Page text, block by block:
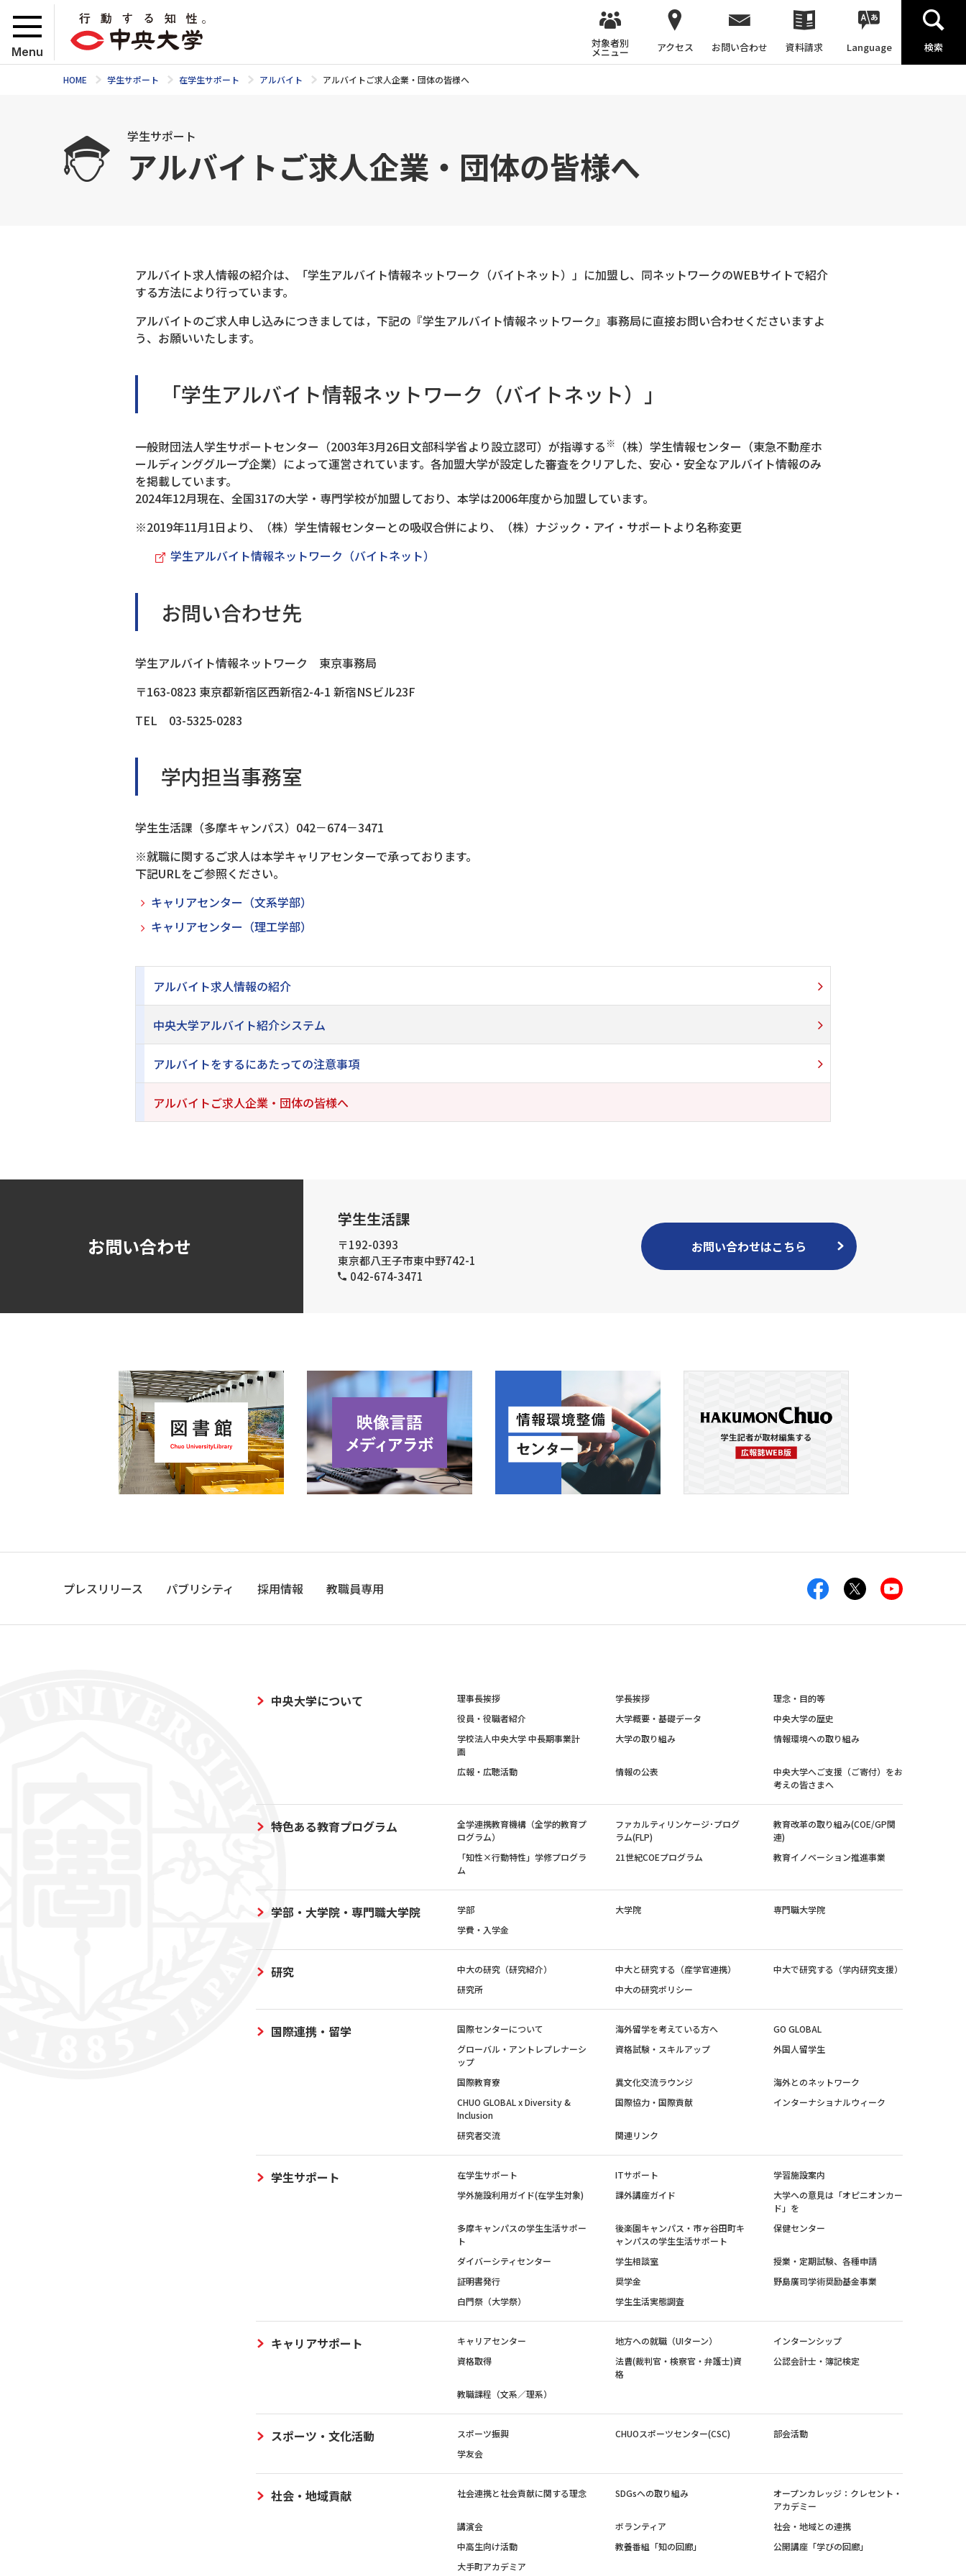
Menu
対象者別
メニュー アクセス お問い合わせ 資料請求 Language 検索
HOME 学生サポート 在学生サポート アルバイト アルバイトご求人企業・団体の皆様へ
学生サポート
アルバイトご求人企業・団体の皆様へ
アルバイト求人情報の紹介は、「学生アルバイト情報ネットワーク（バイトネット）」に加盟し、同ネットワークのWEBサイトで紹介
する方法により行っています。
アルバイトのご求人申し込みにつきましては，下記の『学生アルバイト情報ネットワーク』事務局に直接お問い合わせくださいますよ
う、お願いいたします。
「学生アルバイト情報ネットワーク（バイトネット）」
一般財団法人学生サポートセンター（2003年3月26日文部科学省より設立認可）が指導する ※
（株）学生情報センター（東急不動産ホ
ールディンググループ企業）によって運営されています。各加盟大学が設定した審査をクリアした、安心・安全なアルバイト情報のみ
を掲載しています。
2024年12月現在、全国317の大学・専門学校が加盟しており、本学は2006年度から加盟しています。
※2019年11月1日より、（株）学生情報センターとの吸収合併により、（株）ナジック・アイ・サポートより名称変更
学生アルバイト情報ネットワーク（バイトネット）
お問い合わせ先
学生アルバイト情報ネットワーク 東京事務局
〒163-0823 東京都新宿区西新宿2-4-1 新宿NSビル23F
TEL 03-5325-0283
学内担当事務室
学生生活課（多摩キャンパス）042－674－3471
※就職に関するご求人は本学キャリアセンターで承っております。
下記URLをご参照ください。
キャリアセンター（文系学部）
キャリアセンター（理工学部）
アルバイト求人情報の紹介
中央大学アルバイト紹介システム
アルバイトをするにあたっての注意事項
アルバイトご求人企業・団体の皆様へ
お問い合わせ
学生生活課
〒192-0393
東京都八王子市東中野742-1
042-674-3471
お問い合わせはこちら
プレスリリース パブリシティ 採用情報 教職員専用
中央大学について 理事長挨拶 学長挨拶
理念・目的等
役員・役職者紹介
大学概要・基礎データ
中央大学の歴史
学校法人中央大学 中長期事業計
画
大学の取り組み 情報環境への取り組み
広報・広聴活動 情報の公表
中央大学へご支援（ご寄付）をお
考えの皆さまへ
特色ある教育プログラム
全学連携教育機構（全学的教育プ
ログラム）
ファカルティリンケージ･プログ
ラム(FLP)
教育改革の取り組み(COE/GP関
連)
「知性×行動特性」学修プログラ
ム
21世紀COEプログラム 教育イノベーション推進事業
学部・大学院・専門職大学院 学部 大学院
専門職大学院
学費・入学金
研究 中大の研究（研究紹介） 中大と研究する（産学官連携）
中大で研究する（学内研究支援）
研究所
中大の研究ポリシー
国際連携・留学 国際センターについて 海外留学を考えている方へ
GO GLOBAL
グローバル・アントレプレナーシ
ップ
資格試験・スキルアップ 外国人留学生
国際教育寮 異文化交流ラウンジ
海外とのネットワーク
CHUO GLOBAL x Diversity &
Inclusion
国際協力・国際貢献 インターナショナルウィーク
研究者交流 関連リンク
学生サポート 在学生サポート ITサポート
学習施設案内
学外施設利用ガイド(在学生対象)
課外講座ガイド
大学への意見は「オピニオンカー
ド」を
多摩キャンパスの学生生活サポー
ト
後楽園キャンパス・市ヶ谷田町キ
ャンパスの学生生活サポート
保健センター
ダイバーシティセンター 学生相談室
授業・定期試験、各種申請
証明書発行
奨学金
野島廣司学術奨励基金事業
白門祭（大学祭）
学生生活実態調査
キャリアサポート キャリアセンター 地方への就職（UIターン）
インターンシップ
資格取得
法曹(裁判官・検察官・弁護士)資
格
公認会計士・簿記検定
教職課程（文系／理系）
スポーツ・文化活動 スポーツ振興 CHUOスポーツセンター(CSC)
部会活動
学友会
社会・地域貢献 社会連携と社会貢献に関する理念 SDGsへの取り組み
オープンカレッジ：クレセント・
アカデミー
講演会
ボランティア
社会・地域との連携
中高生向け活動
教養番組「知の回廊」
公開講座「学びの回廊」
大手町アカデミア